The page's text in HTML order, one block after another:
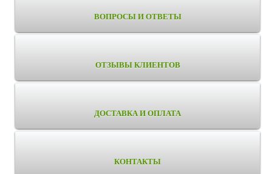
ВОПРОСЫ И ОТВЕТЫ
ОТЗЫВЫ КЛИЕНТОВ
ДОСТАВКА И ОПЛАТА
КОНТАКТЫ